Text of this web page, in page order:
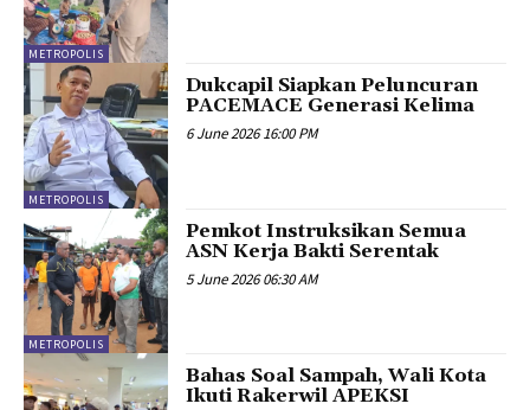
METROPOLIS
METROPOLIS
Dukcapil Siapkan Peluncuran
PACEMACE Generasi Kelima
6 June 2026 16:00 PM
METROPOLIS
Pemkot Instruksikan Semua
ASN Kerja Bakti Serentak
5 June 2026 06:30 AM
Bahas Soal Sampah, Wali Kota
Ikuti Rakerwil APEKSI